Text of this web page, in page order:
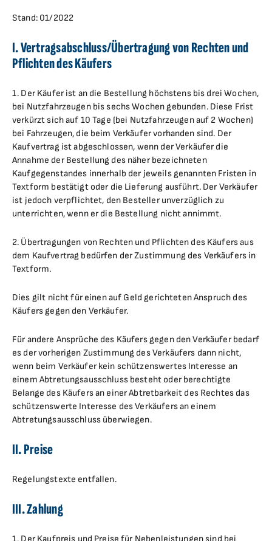
Stand: 01/2022
I. Vertragsabschluss/Übertragung von Rechten und
Pflichten des Käufers
1. Der Käufer ist an die Bestellung höchstens bis drei Wochen,
bei Nutzfahrzeugen bis sechs Wochen gebunden. Diese Frist
verkürzt sich auf 10 Tage (bei Nutzfahrzeugen auf 2 Wochen)
bei Fahrzeugen, die beim Verkäufer vorhanden sind. Der
Kaufvertrag ist abgeschlossen, wenn der Verkäufer die
Annahme der Bestellung des näher bezeichneten
Kaufgegenstandes innerhalb der jeweils genannten Fristen in
Textform bestätigt oder die Lieferung ausführt. Der Verkäufer
ist jedoch verpflichtet, den Besteller unverzüglich zu
unterrichten, wenn er die Bestellung nicht annimmt.
2. Übertragungen von Rechten und Pflichten des Käufers aus
dem Kaufvertrag bedürfen der Zustimmung des Verkäufers in
Textform.
Dies gilt nicht für einen auf Geld gerichteten Anspruch des
Käufers gegen den Verkäufer.
Für andere Ansprüche des Käufers gegen den Verkäufer bedarf
es der vorherigen Zustimmung des Verkäufers dann nicht,
wenn beim Verkäufer kein schützenswertes Interesse an
einem Abtretungsausschluss besteht oder berechtigte
Belange des Käufers an einer Abtretbarkeit des Rechtes das
schützenswerte Interesse des Verkäufers an einem
Abtretungsausschluss überwiegen.
II. Preise
Regelungstexte entfallen.
III. Zahlung